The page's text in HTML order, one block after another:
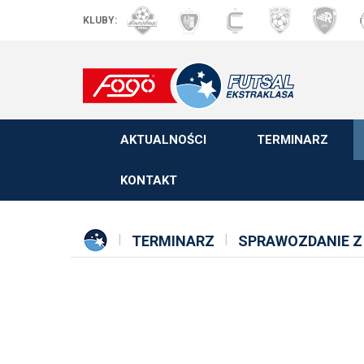
KLUBY:
AKTUALNOŚCI TERMINARZ
KONTAKT
TERMINARZ SPRAWOZDANIE